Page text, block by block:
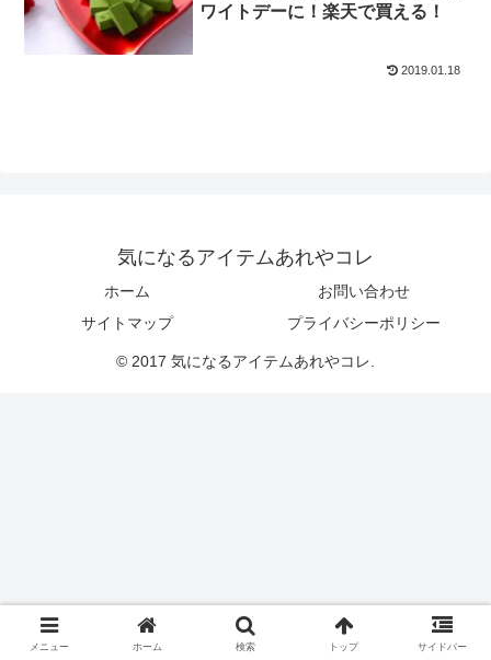
ワイトデーに！楽天で買える！
2019.01.18
気になるアイテムあれやコレ
ホーム
お問い合わせ
サイトマップ
プライバシーポリシー
© 2017 気になるアイテムあれやコレ.
メニュー ホーム 検索 トップ サイドバー